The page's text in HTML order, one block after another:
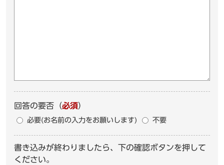
回答の要否 （必須）
必要(お名前の入力をお願いします) 不要
書き込みが終わりましたら、下の確認ボタンを押して
ください。